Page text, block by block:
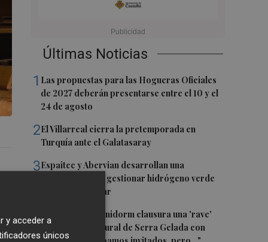
Últimas Noticias
1 Las propuestas para las Hogueras Oficiales
de 2027 deberán presentarse entre el 10 y el
24 de agosto
2El Villarreal cierra la pretemporada en
Turquía ante el Galatasaray
3Espaitec y Abervian desarrollan una
tecnología para gestionar hidrógeno verde
con energía solar
4 La Policía de Benidorm clausura una 'rave'
en el parque natural de Serra Gelada con
y acceder a
únicos